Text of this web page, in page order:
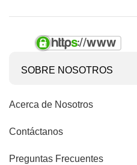
SOBRE NOSOTROS
Acerca de Nosotros
Contáctanos
Preguntas Frecuentes